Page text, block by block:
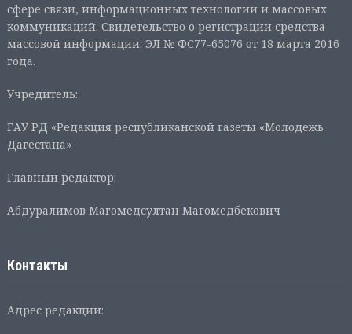
сфере связи, информационных технологий и массовых
коммуникаций. Свидетельство о регистрации средства
массовой информации: ЭЛ № ФС77-65076 от 18 марта 2016
года.
Учредитель:
ГАУ РД «Редакция республиканской газеты «Молодежь
Дагестана»
Главный редактор:
Абдуралимов Магомедсултан Магомедбекович
Контакты
Адрес редакции: